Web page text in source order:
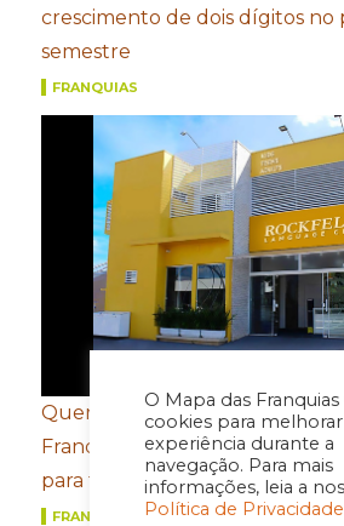
O Mapa das Franquias
cookies para melhorar
experiência durante a
navegação. Para mais
informações, leia a
Política de
crescimento de dois dígitos no
semestre
FRANQUIAS
Quer fazer a sua empresa
Franqueados compartilham 4
para fortalecer os negócios
FRANQUIAS